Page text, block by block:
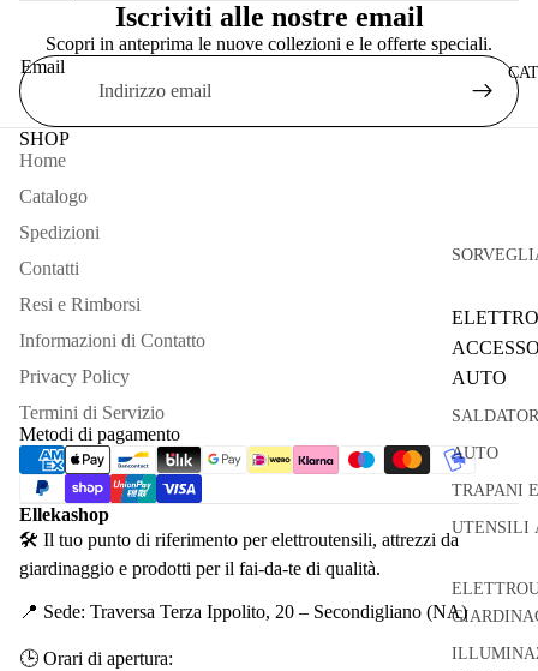
AUTO
AUTO
TRAPANI
UTENSILI
Iscriviti alle nostre email
Scopri in anteprima le nuove collezioni e le offerte speciali.
Email
SHOP
Home
Catalogo
Spedizioni
Contatti
Resi e Rimborsi
Informazioni di Contatto
Privacy Policy
Termini di Servizio
Metodi di pagamento
Ellekashop
🛠 Il tuo punto di riferimento per elettroutensili, attrezzi da
giardinaggio e prodotti per il fai-da-te di qualità.
📍 Sede: Traversa Terza Ippolito, 20 – Secondigliano (NA)
🕒 Orari di apertura: